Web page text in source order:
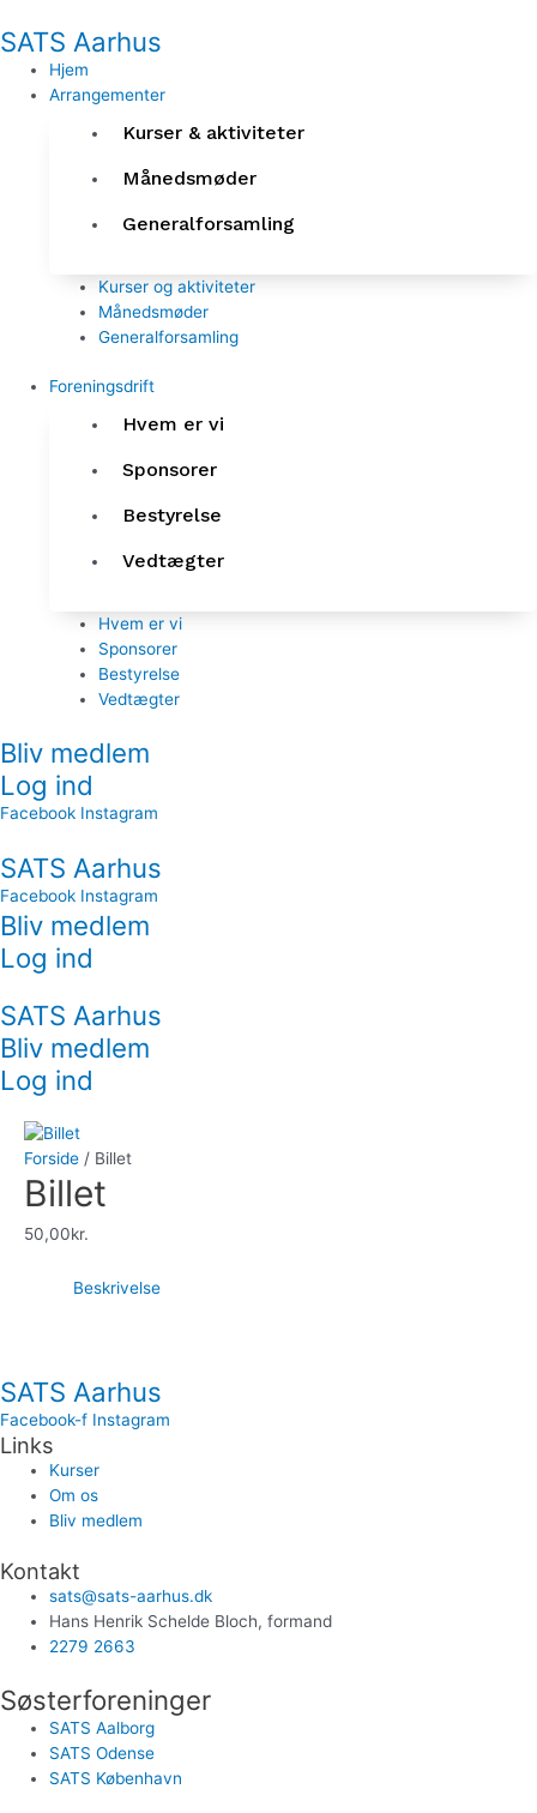
til
indholdet
SATS Aarhus
Hjem
Arrangementer
Kurser & aktiviteter
Månedsmøder
Generalforsamling
Kurser og aktiviteter
Månedsmøder
Generalforsamling
Foreningsdrift
Hvem er vi
Sponsorer
Bestyrelse
Vedtægter
Hvem er vi
Sponsorer
Bestyrelse
Vedtægter
Bliv medlem
Log ind
Facebook Instagram
SATS Aarhus
Facebook Instagram
Bliv medlem
Log ind
SATS Aarhus
Bliv medlem
Log ind
Forside / Billet
Billet
50,00kr.
Beskrivelse
SATS Aarhus
Facebook-f Instagram
Links
Kurser
Om os
Bliv medlem
Kontakt
sats@sats-aarhus.dk
Hans Henrik Schelde Bloch, formand
2279 2663
Søsterforeninger
SATS Aalborg
SATS Odense
SATS København